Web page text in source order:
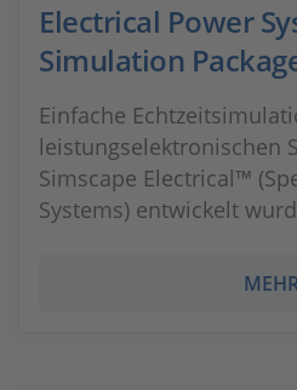
Electrical Power
Simulation
Einfache
leistungselektronischen
Simscape Electrical™
Systems) entwickelt